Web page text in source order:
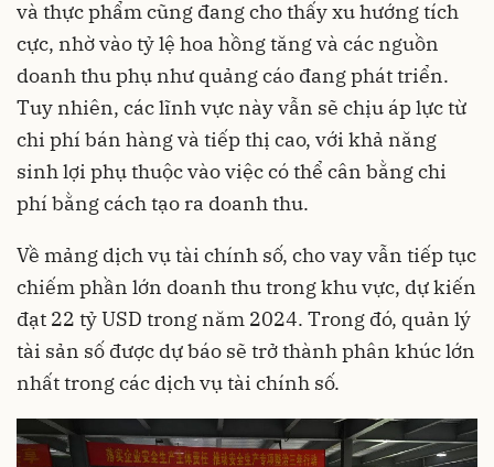
và thực phẩm cũng đang cho thấy xu hướng tích
cực, nhờ vào tỷ lệ hoa hồng tăng và các nguồn
doanh thu phụ như quảng cáo đang phát triển.
Tuy nhiên, các lĩnh vực này vẫn sẽ chịu áp lực từ
chi phí bán hàng và tiếp thị cao, với khả năng
sinh lợi phụ thuộc vào việc có thể cân bằng chi
phí bằng cách tạo ra doanh thu.
Về mảng dịch vụ tài chính số, cho vay vẫn tiếp tục
chiếm phần lớn doanh thu trong khu vực, dự kiến
đạt 22 tỷ USD trong năm 2024. Trong đó, quản lý
tài sản số được dự báo sẽ trở thành phân khúc lớn
nhất trong các dịch vụ tài chính số.